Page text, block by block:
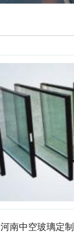
河南中空玻璃定制